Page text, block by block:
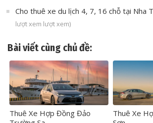
Cho thuê xe du lịch 4, 7, 16 chỗ tại Nha
lượt xem lượt xem)
Bài viết cùng chủ đề:
Thuê Xe Hợp Đồng Đảo
Thuê Xe